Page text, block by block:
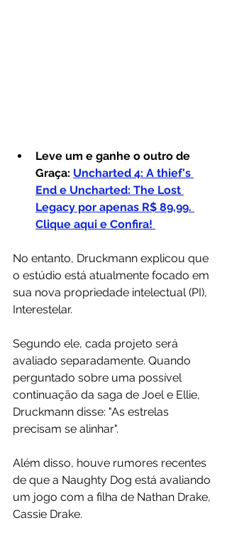
Leve um e ganhe o outro de
Graça: Uncharted 4: A thief's
End e Uncharted: The Lost
Legacy por apenas R$ 89,99.
Clique aqui e Confira!
No entanto, Druckmann explicou que
o estúdio está atualmente focado em
sua nova propriedade intelectual (PI),
Interestelar.
Segundo ele, cada projeto será
avaliado separadamente. Quando
perguntado sobre uma possível
continuação da saga de Joel e Ellie,
Druckmann disse: "As estrelas
precisam se alinhar".
Além disso, houve rumores recentes
de que a Naughty Dog está avaliando
um jogo com a filha de Nathan Drake,
Cassie Drake.